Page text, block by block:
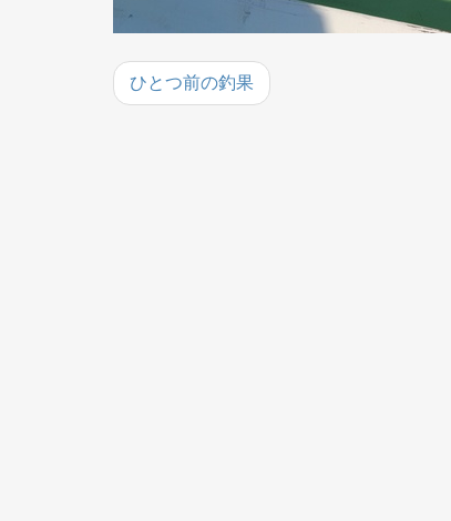
ひとつ前の釣果